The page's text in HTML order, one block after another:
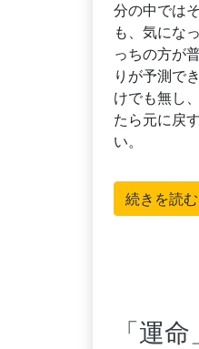
分の中では
も、気にな
っちの方が
りが予測で
けでも無し
たら元に戻
い。
続きを読む
「運